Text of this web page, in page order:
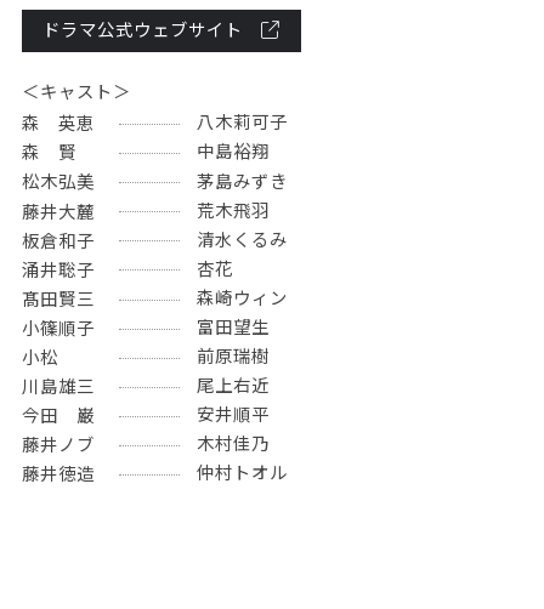
ドラマ公式ウェブサイト
＜キャスト＞
森 英恵
八木莉可子
森 賢
中島裕翔
松木弘美
茅島みずき
藤井大麓
荒木飛羽
板倉和子
清水くるみ
涌井聡子
杏花
髙田賢三
森崎ウィン
小篠順子
富田望生
小松
前原瑞樹
川島雄三
尾上右近
今田 巌
安井順平
藤井ノブ
木村佳乃
藤井徳造
仲村トオル